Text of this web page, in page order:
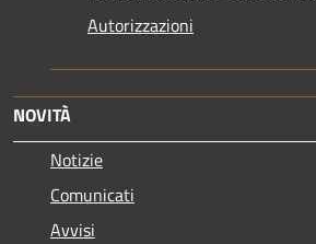
Autorizzazioni
NOVITÀ
Notizie
Comunicati
Avvisi